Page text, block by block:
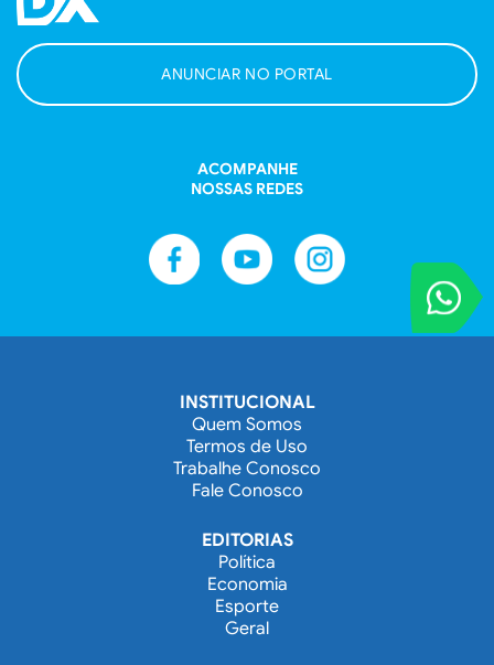
VOCÊ
Entre em
ANUNCIAR NO PORTAL
ACOMPANHE
NOSSAS REDES
INSTITUCIONAL
Quem Somos
Termos de Uso
Trabalhe Conosco
Fale Conosco
EDITORIAS
Política
Economia
Esporte
Geral